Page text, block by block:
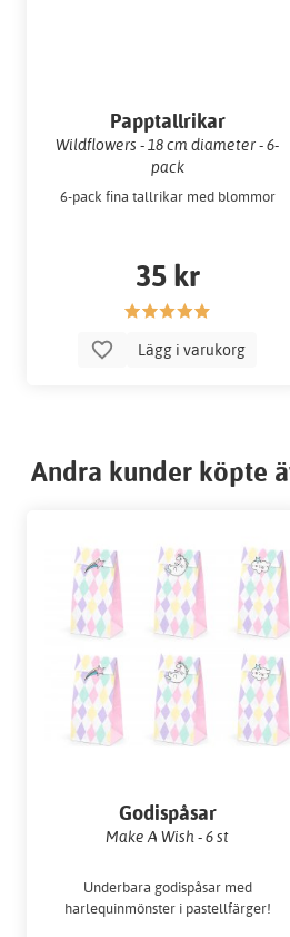
Papptallrikar
Wildflowers - 18 cm diameter - 6-
pack
6-pack fina tallrikar med blommor
35 kr
Lägg i varukorg
Andra kunder köpte
Godispåsar
Make A Wish - 6 st
Underbara godispåsar med
harlequinmönster i pastellfärger!